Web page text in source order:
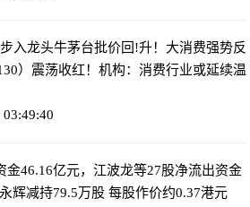
入龙头牛茅台批价回!升！大消费强势反
）震荡收红！机构：消费行业或延续温
03:49:40
金46.16亿元，江波龙等27股净流出资金
辉减持79.5万股 每股作价约0.37港元